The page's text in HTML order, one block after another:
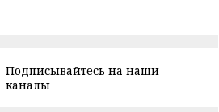
Подписывайтесь на наши
каналы